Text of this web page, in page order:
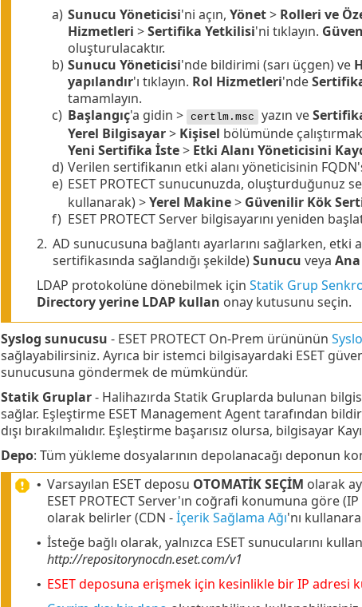
a) Sunucu Yöneticisi'ni açın, Yönet> Rolleri ve
Hizmetleri >Sertifika Yetkilisi'ni tıklayın.
oluşturulacaktır.
b) Sunucu Yöneticisi'nde bildirimi (sarı üçgen) ve
yapılandır'ı tıklayın. Rol Hizmetleri'nde
tamamlayın.
c) Başlangıç'a gidin > certlm.msc yazın ve
Yerel Bilgisayar> Kişisel bölümünde
Yeni Sertifika İste> Etki Alanı Yöneticisini
d) Verilen sertifikanın etki alanı yöneticisinin FQDN
e) ESET PROTECT sunucunuzda, oluşturduğunuz
kullanarak) >Yerel Makine> Güvenilir Kök
f) ESET PROTECT Server bilgisayarını yeniden
2. AD sunucusuna bağlantı ayarlarını sağlarken, etki
sertifikasında sağlandığı şekilde)Sunucu veya
LDAP protokolüne dönebilmek için Statik Grup
Directory yerine LDAP kullan onay kutusunu seçin.
Syslog sunucusu - ESET PROTECT On-Prem ürününün
sağlayabilirsiniz. Ayrıca bir istemci bilgisayardaki ESET
sunucusuna göndermek de mümkündür.
Statik Gruplar- Halihazırda Statik Gruplarda bulunan
sağlar. Eşleştirme ESET Management Agent tarafından
dışı bırakılmalıdır. Eşleştirme başarısız olursa, bilgisayar
Depo: Tüm yükleme dosyalarının depolanacağı deponun
• Varsayılan ESET deposu OTOMATİK SEÇİM olarak
ESET PROTECT Server'ın coğrafi konumuna göre
olarak belirler (CDN -İçerik Sağlama Ağı'nı
• İsteğe bağlı olarak, yalnızca ESET sunucularını
http://repositorynocdn.eset.com/v1
• ESET deposuna erişmek için kesinlikle bir IP adresi